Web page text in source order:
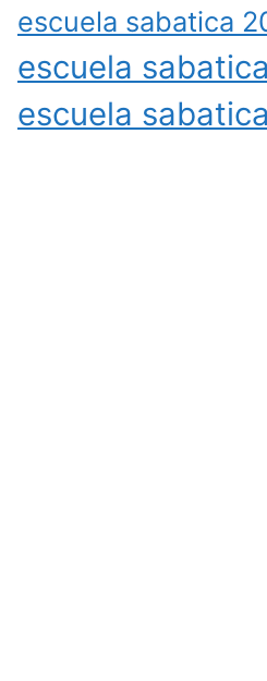
escuela sabatica
escuela sabatica
escuela sabatica